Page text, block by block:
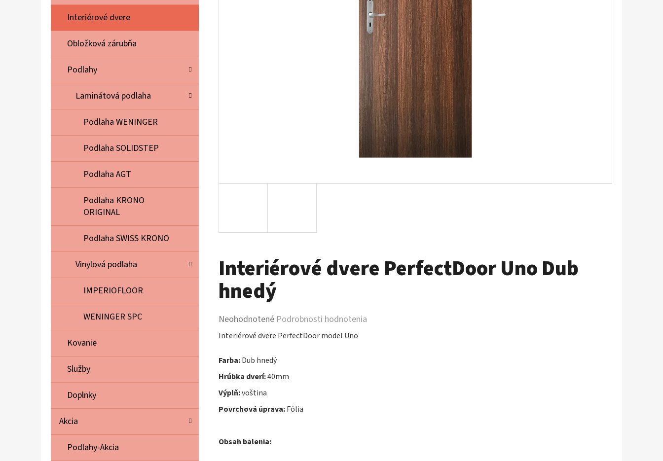
Interiérové dvere
Obložková zárubňa
Podlahy
Laminátová podlaha
Podlaha WENINGER
Podlaha SOLIDSTEP
Podlaha AGT
Podlaha KRONO
ORIGINAL
Podlaha SWISS KRONO
Vinylová podlaha
IMPERIOFLOOR
WENINGER SPC
Kovanie
Služby
Doplnky
Akcia
Podlahy-Akcia
Interiérové dvere PerfectDoor Uno Dub
hnedý
Priemerné
hodnotenie
Neohodnotené Podrobnosti hodnotenia
Interiérové dvere PerfectDoor model Uno
Farba:Dub hnedý
Hrúbka dverí:40mm
Výplň:voština
Povrchová úprava:Fólia
Obsah balenia: